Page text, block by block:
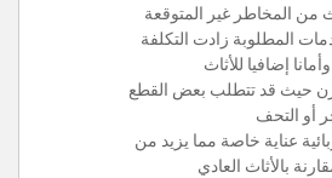
من المخاطر غير المتوقعة
المطلوبة زادت التكلفة
إضافيا للأثاث
حيث قد تتطلب بعض القطع
أو التحف
عناية خاصة مما يزيد من
بالأثاث العادي